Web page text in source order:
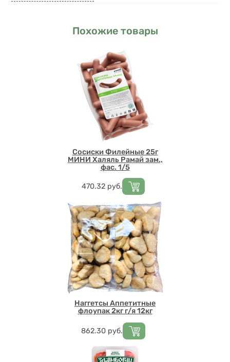
Похожие товары
Сосиски Филейные 25г
МИНИ Халяль Рамай зам.,
фас. 1/5
Цена
470.32 руб.
Наггетсы Аппетитные
флоупак 2кг г/я 12кг
Цена
862.30 руб.